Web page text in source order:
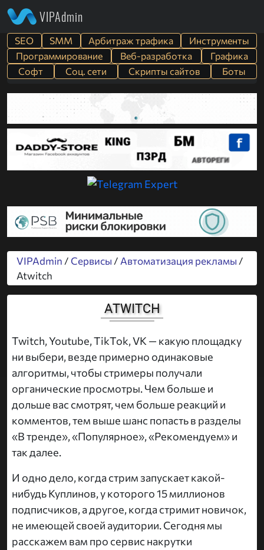
VIPAdmin
SEO SMM Арбитраж трафика
Инструменты
Программирование
Веб-разработка
Графика
Софт
Cоц. сети Скрипты сайтов Боты
VIPAdmin / Сервисы / Автоматизация рекламы /
Atwitch
ATWITCH
Twitch, Youtube, TikTok, VK — какую площадку
ни выбери, везде примерно одинаковые
алгоритмы, чтобы стримеры получали
органические просмотры. Чем больше и
дольше вас смотрят, чем больше реакций и
комментов, тем выше шанс попасть в разделы
«В тренде», «Популярное», «Рекомендуем» и
так далее.
И одно дело, когда стрим запускает какой-
нибудь Куплинов, у которого 15 миллионов
подписчиков, а другое, когда стримит новичок,
не имеющей своей аудитории. Сегодня мы
расскажем вам про сервис накрутки